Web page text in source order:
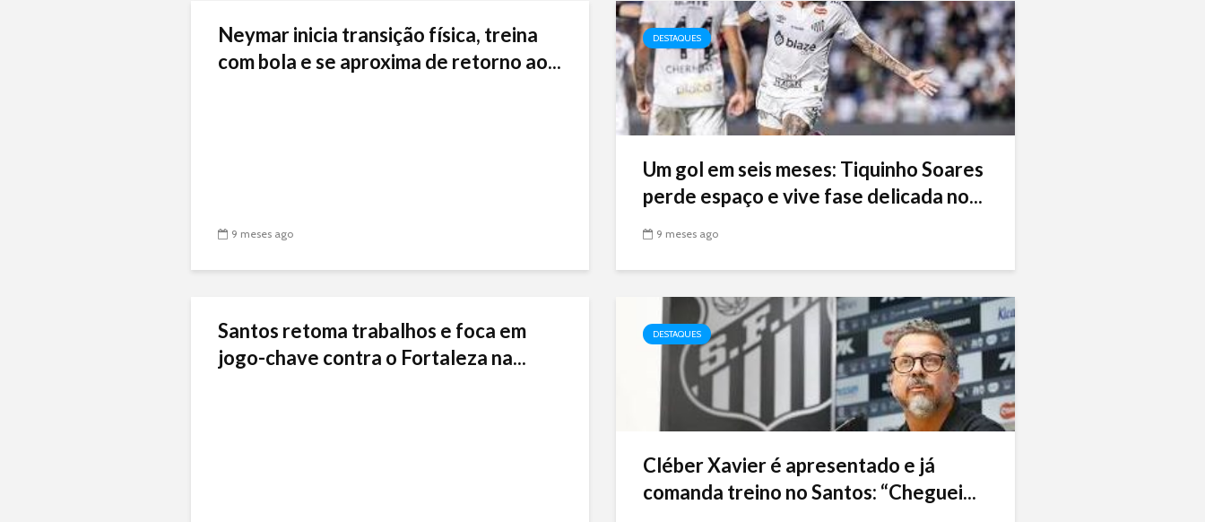
Neymar inicia transição física, treina
com bola e se aproxima de retorno ao...
9 meses ago
DESTAQUES
Um gol em seis meses: Tiquinho Soares
perde espaço e vive fase delicada no...
9 meses ago
Santos retoma trabalhos e foca em
jogo-chave contra o Fortaleza na...
DESTAQUES
Cléber Xavier é apresentado e já
comanda treino no Santos: “Cheguei...